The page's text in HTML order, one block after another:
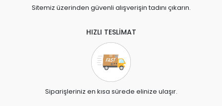
Sitemiz üzerinden güvenli alışverişin tadını çıkarın.
HIZLI TESLİMAT
Siparişleriniz en kısa sürede elinize ulaşır.